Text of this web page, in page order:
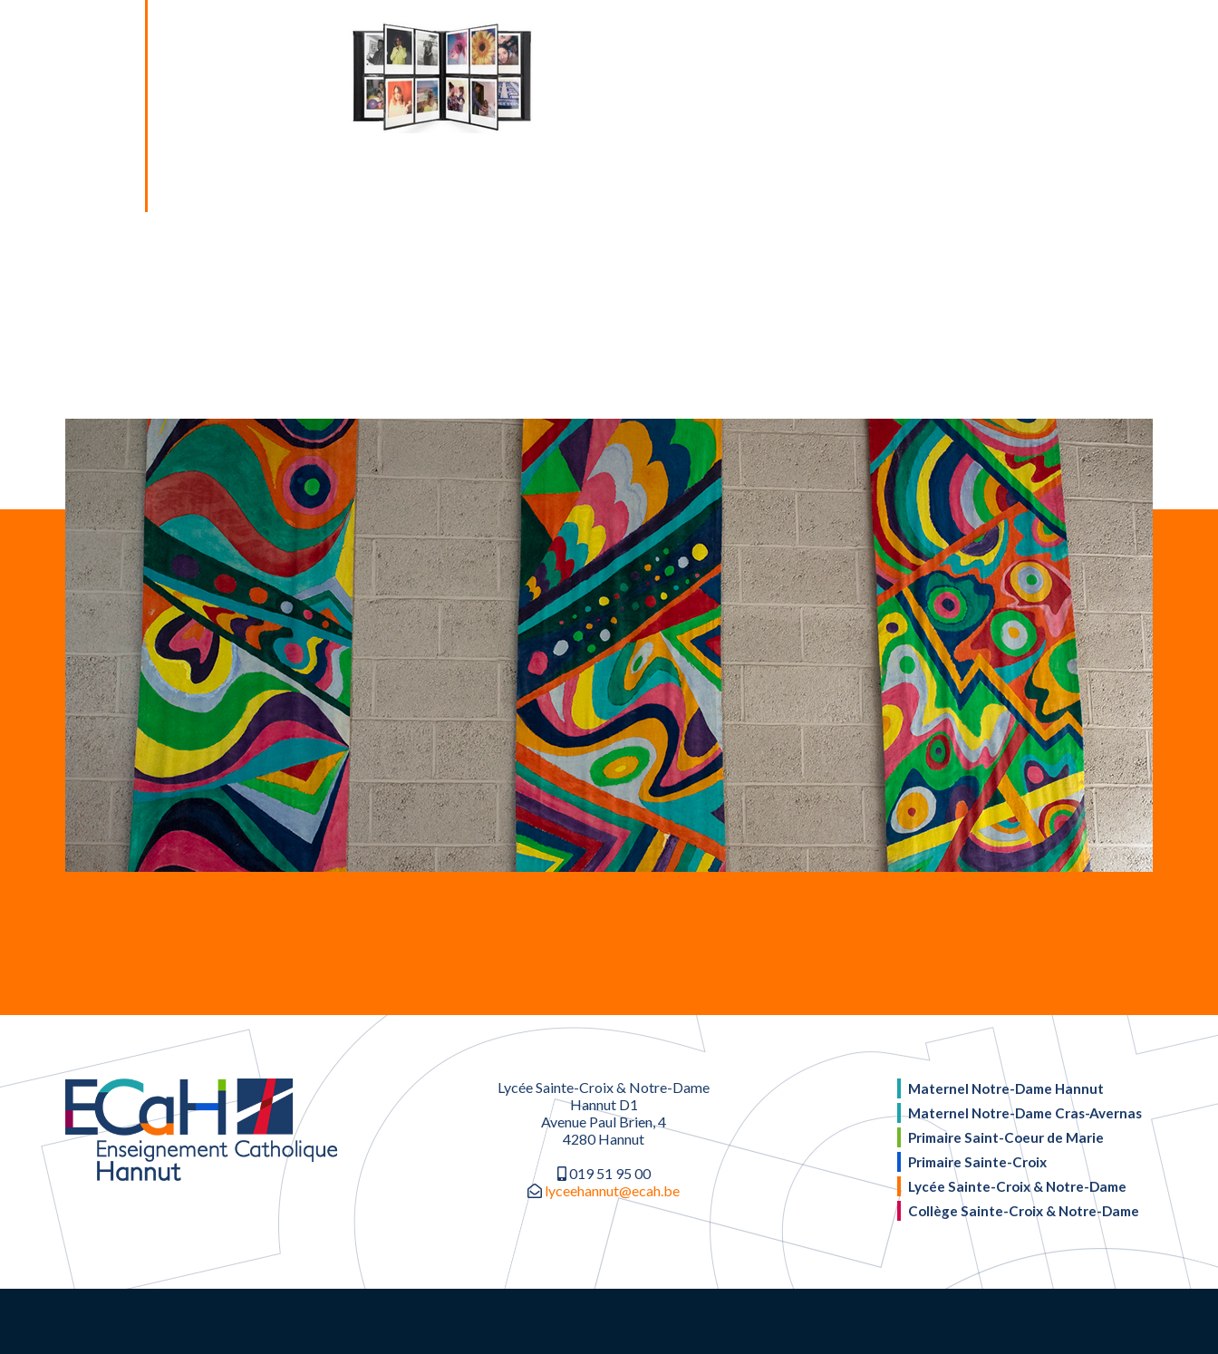
Lycée Sainte-Croix & Notre-Dame
Hannut D1
Avenue Paul Brien, 4
4280 Hannut
019 51 95 00
lyceehannut@ecah.be
Maternel Notre-Dame Hannut
Maternel Notre-Dame Cras-Avernas
Primaire Saint-Coeur de Marie
Primaire Sainte-Croix
Lycée Sainte-Croix & Notre-Dame
Collège Sainte-Croix & Notre-Dame